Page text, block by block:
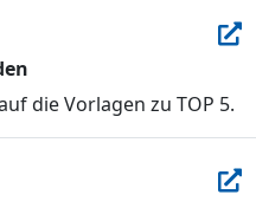
die Vorlagen zu TOP 5.